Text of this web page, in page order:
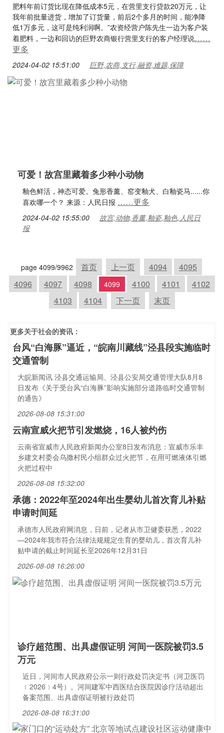
肥料年前订货比现在降低成本5元，在营里支行贷款20万元，让
我年前批量进货，增加了订货量，前后2个多月的时间，能净降
低1万多元，这可是纯利润啊。”农资经营户陈先生一边为客户装
着肥料，一边和回访的巨野农商银行营里支行的客户经理说……
更多
2024-04-02 15:51:00 巨野,农商,支行,融资,难题,保障
可爱！故宫里藏着多少种小动物
釉色鲜活，神态可爱。兔形香薰、窑变釉犬、白釉瓷马......你
喜欢哪一个？ 来源：人民日报 ……更多
2024-04-02 15:55:00
故宫,动物,香薰,釉瓷,釉色,人民日
报
page 4099/9962 首页 上一页 4094
4095
4096
4097 4098 4099 4100 4101
4102
4103
4104 下一页 末页
更多关于社会的资讯：
台风“白海豚”逼近，“皖南川藏线”泾县段实施临时
交通管制
大皖新闻讯 泾县交通运输局、泾县公安局交通管理大队8月8
日发布《关于受台风“白海豚”影响实施部分道路临时交通管制
的通告》
2026-08-08 15:31:00
云南宣威火把节引发燃烧，16人被灼伤
云南省宣威市人民政府新闻办公室8日发布消息：宣威市乐丰
乡建文村委会乌撒村民小组群众过火把节，在用可燃液体引燃
火把过程中
2026-08-08 15:32:00
承德：2022年至2024年出生婴幼儿首次育儿补贴
申请时间延
承德市人民政府网消息，日前，记者从市卫健委获悉，2022
—2024年我市符合法律法规规定生育的婴幼儿，首次育儿补
贴申请的截止时间延长至2026年12月31日
2026-08-08 16:26:00
诊疗超范围、出具虚假证明 河间一医院被罚3.5
万元
近日，河间市人民政府公示一则行政处罚决定书（河卫医罚
﹝2026﹞4号）。河间建军中西医结合医院因诊疗活动超出
备案范围、出具虚假证明被行政处罚
2026-08-08 16:31:00